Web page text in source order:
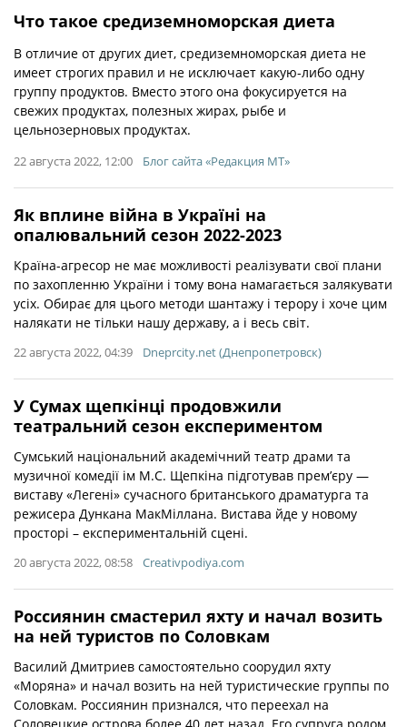
Что такое средиземноморская диета
В отличие от других диет, средиземноморская диета не
имеет строгих правил и не исключает какую-либо одну
группу продуктов. Вместо этого она фокусируется на
свежих продуктах, полезных жирах, рыбе и
цельнозерновых продуктах.
22 августа 2022, 12:00 Блог сайта «Редакция МТ»
Як вплине війна в Україні на
опалювальний сезон 2022-2023
Країна-агресор не має можливості реалізувати свої плани
по захопленню України і тому вона намагається залякувати
усіх. Обирає для цього методи шантажу і терору і хоче цим
налякати не тільки нашу державу, а і весь світ.
22 августа 2022, 04:39 Dneprcity.net (Днепропетровск)
У Сумах щепкінці продовжили
театральний сезон експериментом
Сумський національний академічний театр драми та
музичної комедії ім М.С. Щепкіна підготував прем’єру —
виставу «Легені» сучасного британського драматурга та
режисера Дункана МакМіллана. Вистава йде у новому
просторі – експериментальній сцені.
20 августа 2022, 08:58 Creativpodiya.com
Россиянин смастерил яхту и начал возить
на ней туристов по Соловкам
Василий Дмитриев самостоятельно соорудил яхту
«Моряна» и начал возить на ней туристические группы по
Соловкам. Россиянин признался, что переехал на